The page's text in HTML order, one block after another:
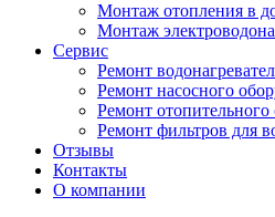
Монтаж отопления в
Монтаж
Сервис
Ремонт
Ремонт насосного
Ремонт отопительного
Ремонт фильтров для
Отзывы
Контакты
О компании